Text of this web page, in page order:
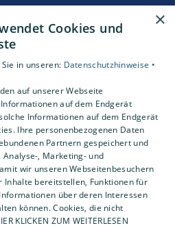
Inhalte anzuzeigen,
Ihre Einwilligung.
finden Sie in unserer
öffnen
×
Cookies und
in unseren: Datenschutzhinweise •
auf unserer Webseite
auf dem Endgerät
Informationen auf dem Endgerät
Ihre personenbezogenen Daten
Partnern gespeichert und
, Marketing- und
wir unseren Webseitenbesuchern
Inhalte bereitstellen, Funktionen für
über deren Interessen
können. Cookies, die nicht
KLICKEN ZUM WEITERLESEN